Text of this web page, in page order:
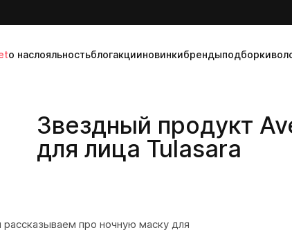
о наслояльностьблогакцииновинкибрендыподборки
Звездный продукт
для лица Tulasara
рассказываем про ночную маску для